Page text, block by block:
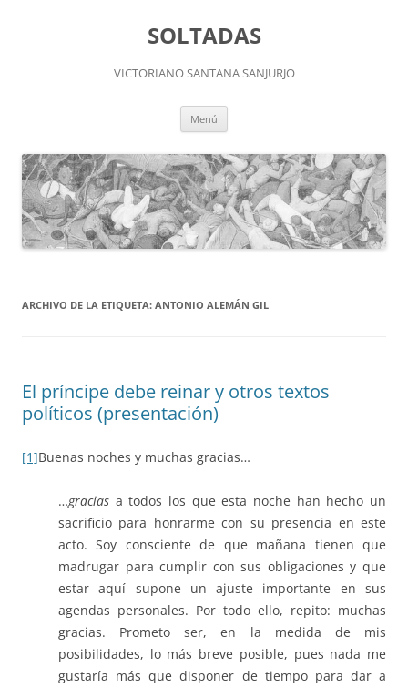
SOLTADAS
VICTORIANO SANTANA SANJURJO
Menú
ARCHIVO DE LA ETIQUETA: ANTONIO ALEMÁN GIL
El príncipe debe reinar y otros textos
políticos (presentación)
[1]Buenas noches y muchas gracias…
…gracias a todos los que esta noche han hecho un
sacrificio para honrarme con su presencia en este
acto. Soy consciente de que mañana tienen que
madrugar para cumplir con sus obligaciones y que
estar aquí supone un ajuste importante en sus
agendas personales. Por todo ello, repito: muchas
gracias. Prometo ser, en la medida de mis
posibilidades, lo más breve posible, pues nada me
gustaría más que disponer de tiempo para dar a